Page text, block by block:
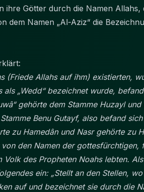
ihre Götter durch die Namen
dem Namen „Al-Aziz“ die
(Friede Allahs auf ihm) existierten,
„Wedd“ bezeichnet wurde,
gehörte dem Stamme Huzayl und
Benu Gutayf, also befand
zu Hamedân und Nasr gehörte zu
den Namen der gottesfürchtigen,
des Propheten Noahs lebten.
ein: „Stellt an den Stellen,
auf und bezeichnet sie durch die